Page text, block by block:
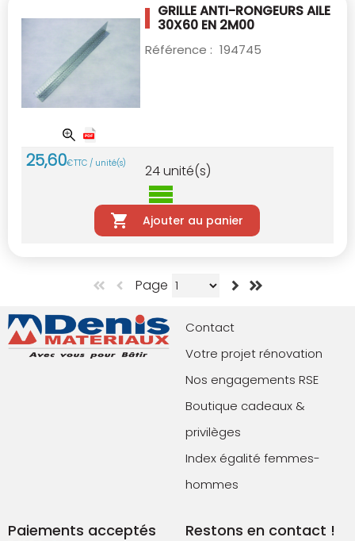
GRILLE ANTI-RONGEURS AILE
30X60 EN 2M00
Référence : 194745
25,60€TTC / unité(s) 24unité(s)
Ajouter au panier
Page
Contact
Votre projet rénovation
Nos engagements RSE
Boutique cadeaux &
privilèges
Index égalité femmes-
hommes
Paiements acceptés Restons en contact !